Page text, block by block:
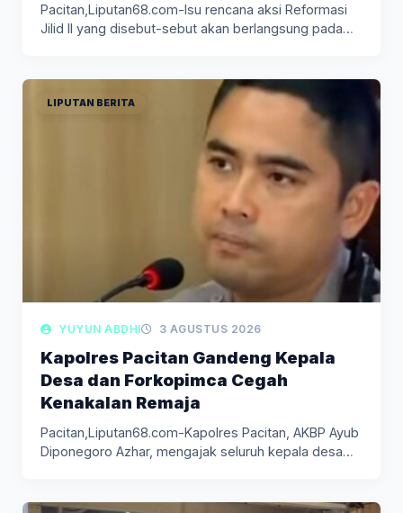
Pacitan,Liputan68.com-Isu rencana aksi Reformasi
Jilid II yang disebut-sebut akan berlangsung pada
LIPUTAN BERITA
YUYUN ABDHI 3 AGUSTUS 2026
Kapolres Pacitan Gandeng Kepala
Desa dan Forkopimca Cegah
Kenakalan Remaja
Pacitan,Liputan68.com-Kapolres Pacitan, AKBP Ayub
Diponegoro Azhar, mengajak seluruh kepala desa